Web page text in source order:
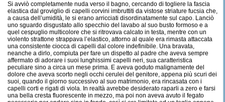
Si avviò completamente nuda verso il bagno, cercando di togliere la fascia
elastica dal groviglio di capelli corvini imbruttiti da vistose striature fucsia che,
a causa dell’umidità, le si erano arricciati disordinatamente sul capo. Lanciò
uno sguardo disgustato allo specchio del lavabo al suo busto formoso e a
quel cespuglio multicolore che si ritrovava calcato in testa, mentre con un
violento strattone strappava l’elastico, attorno al quale era rimasta attaccata
una consistente ciocca di capelli dal colore indefinibile. Una bravata,
neanche a dirlo, compiuta per fare un dispetto al padre che aveva sempre
affermato di adorare i suoi lunghissimi capelli neri, sua caratteristica
peculiare sino a circa un mese prima. E aveva goduto malignamente del
dolore che aveva scorto negli occhi cerulei del genitore, appena più scuri dei
suoi, quando il giorno successivo al suo matrimonio, era rincasata con i
capelli corti e rigati di viola. In realtà avrebbe desiderato raparli a zero e farsi
una bella cresta fluorescente in mezzo, ma poi non aveva avuto il fegato